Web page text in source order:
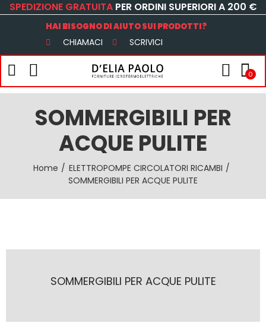
SPEDIZIONE GRATUITA PER ORDINI SUPERIORI A 200 €
HAI BISOGNO DI AIUTO SUI PRODOTTI?
CHIAMACI SCRIVICI
0
SOMMERGIBILI PER
ACQUE PULITE
Home
ELETTROPOMPE CIRCOLATORI RICAMBI
SOMMERGIBILI PER ACQUE PULITE
SOMMERGIBILI PER ACQUE PULITE